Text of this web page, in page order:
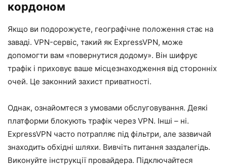
кордоном
Якщо ви подорожуєте, географічне положення стає на
заваді. VPN-сервіс, такий як ExpressVPN, може
допомогти вам «повернутися додому». Він шифрує
трафік і приховує ваше місцезнаходження від сторонніх
очей. Це законний захист приватності.
Однак, ознайомтеся з умовами обслуговування. Деякі
платформи блокують трафік через VPN. Інші – ні.
ExpressVPN часто потрапляє під фільтри, але зазвичай
знаходить обхідні шляхи. Вивчіть питання заздалегідь.
Виконуйте інструкції провайдера. Підключайтеся